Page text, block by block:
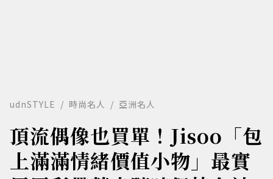
udnSTYLE 時尚名人 亞洲名人
頂流偶像也買單！Jisoo「包
上滿滿情緒價值小物」最實